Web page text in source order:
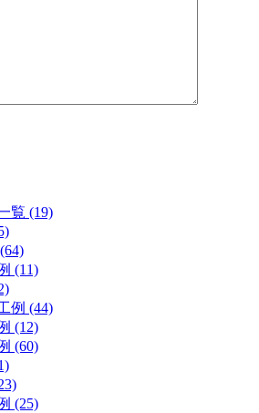
覧 (19)
(11)
例 (44)
(12)
(60)
(25)